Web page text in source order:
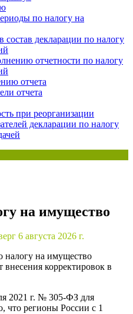
по налогу на
состав декларации по налогу
отчетности по налогу
отчета
отчета
при реорганизации
декларации по налогу
на имущество
6 августа 2026 г.
налогу на имущество
внесения корректировок в
2021 г. № 305-ФЗ для
что регионы России с 1